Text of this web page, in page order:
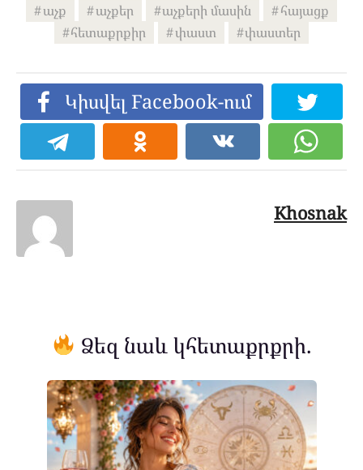
աչք աչքեր աչքերի մասին
հայացք
հետաքրքիր
փաստ փաստեր
Կիսվել Facebook-ում
Khosnak
Ձեզ նաև կհետաքրքրի.